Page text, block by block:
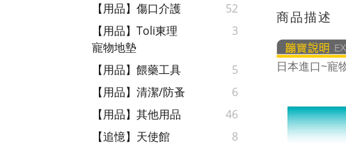
【用品】傷口介護
52
【用品】Toli東理
寵物地墊
3
【用品】餵藥工具
5
【用品】清潔/防蚤
6
【用品】其他用品
46
【追憶】天使館
8
商品描述
日本進口~寵